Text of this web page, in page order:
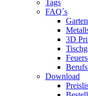
Tags
FAQ´s
3D
Download